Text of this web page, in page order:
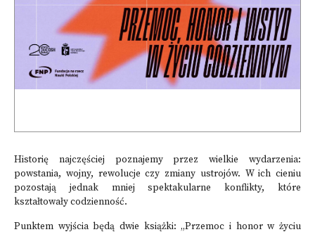
Historię najczęściej poznajemy przez wielkie wydarzenia:
powstania, wojny, rewolucje czy zmiany ustrojów. W ich cieniu
pozostają jednak mniej spektakularne konflikty, które
kształtowały codzienność.
Punktem wyjścia będą dwie książki: „Przemoc i honor w życiu